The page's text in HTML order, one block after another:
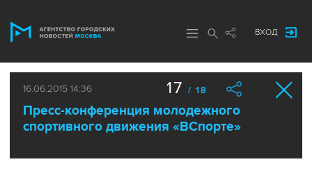
ВХОД
16.06.2015 14:36
Пресс-конференция молодежного
спортивного движения «ВСпорте»
17 / 18